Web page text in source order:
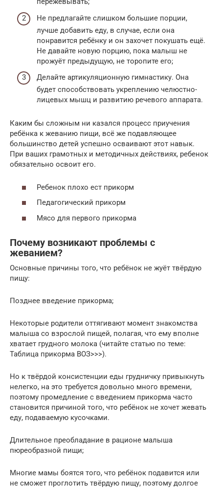
Не предлагайте слишком большие порции,
лучше добавить еду, в случае, если она
понравится ребёнку и он захочет покушать ещё.
Не давайте новую порцию, пока малыш не
прожуёт предыдущую, не торопите его;
Делайте артикуляционную гимнастику. Она
будет способствовать укреплению челюстно-
лицевых мышц и развитию речевого аппарата.
Каким бы сложным ни казался процесс приучения
ребёнка к жеванию пищи, всё же подавляющее
большинство детей успешно осваивают этот навык.
При ваших грамотных и методичных действиях, ребенок
обязательно освоит его.
Ребенок плохо ест прикорм
Педагогический прикорм
Мясо для первого прикорма
Почему возникают проблемы с
жеванием?
Основные причины того, что ребёнок не жуёт твёрдую
пищу:
Позднее введение прикорма;
Некоторые родители оттягивают момент знакомства
малыша со взрослой пищей, полагая, что ему вполне
хватает грудного молока (читайте статью по теме:
Таблица прикорма ВОЗ>>>).
Но к твёрдой консистенции еды грудничку привыкнуть
нелегко, на это требуется довольно много времени,
поэтому промедление с введением прикорма часто
становится причиной того, что ребёнок не хочет жевать
еду, подаваемую кусочками.
Длительное преобладание в рационе малыша
пюреобразной пищи;
Многие мамы боятся того, что ребёнок подавится или
не сможет проглотить твёрдую пищу, поэтому долгое